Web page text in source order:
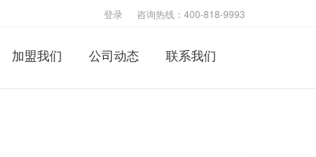
咨询热线：400-818-9993
登录
加盟我们 公司动态 联系我们